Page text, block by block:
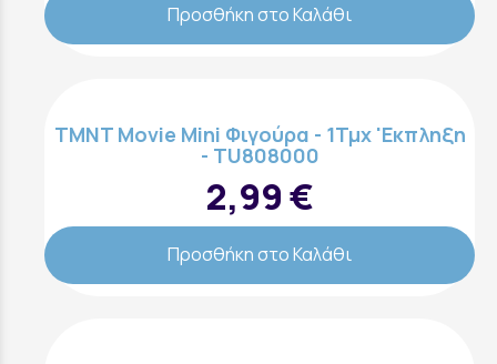
Προσθήκη στο Καλάθι
TMNT Movie Mini Φιγούρα - 1Τμχ 'Eκπληξη
- TU808000
2,99 €
Προσθήκη στο Καλάθι